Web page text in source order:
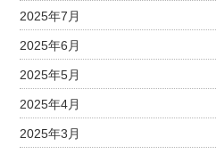
2025年7月
2025年6月
2025年5月
2025年4月
2025年3月